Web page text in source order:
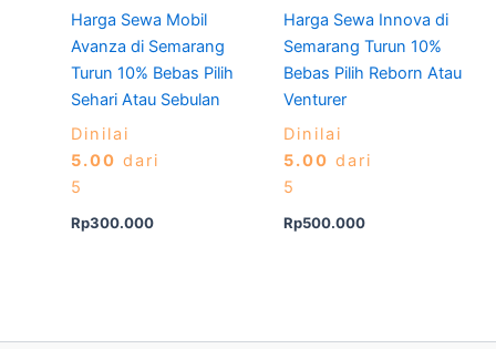
Harga Sewa Mobil
Avanza di Semarang
Turun 10% Bebas Pilih
Sehari Atau Sebulan
Dinilai
5.00 dari
5
Rp300.000
Harga Sewa Innova di
Semarang Turun 10%
Bebas Pilih Reborn Atau
Venturer
Dinilai
5.00 dari
5
Rp500.000